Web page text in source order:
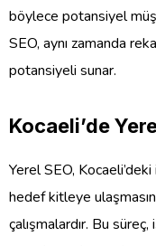
böylece potansiyel
SEO, aynı zamanda
potansiyeli sunar.
Kocaeli’de
Yerel SEO,
hedef kitleye
çalışmalardır. Bu